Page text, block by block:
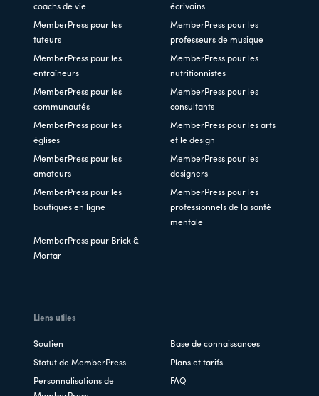
coachs de vie
écrivains
MemberPress pour les
tuteurs
MemberPress pour les
professeurs de musique
MemberPress pour les
entraîneurs
MemberPress pour les
nutritionnistes
MemberPress pour les
communautés
MemberPress pour les
consultants
MemberPress pour les
églises
MemberPress pour les arts
et le design
MemberPress pour les
amateurs
MemberPress pour les
designers
MemberPress pour les
boutiques en ligne
MemberPress pour les
professionnels de la santé
mentale
MemberPress pour Brick &
Mortar
Liens utiles
Soutien Base de connaissances
Statut de MemberPress Plans et tarifs
Personnalisations de
FAQ